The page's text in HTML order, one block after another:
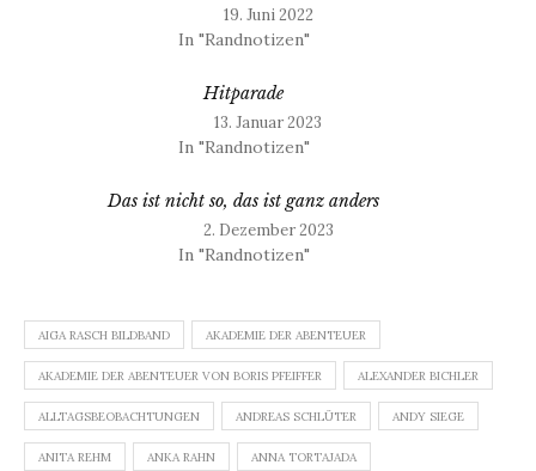
19. Juni 2022
In "Randnotizen"
Hitparade
13. Januar 2023
In "Randnotizen"
Das ist nicht so, das ist ganz anders
2. Dezember 2023
In "Randnotizen"
AIGA RASCH BILDBAND AKADEMIE DER ABENTEUER
AKADEMIE DER ABENTEUER VON BORIS PFEIFFER ALEXANDER BICHLER
ALLTAGSBEOBACHTUNGEN ANDREAS SCHLÜTER ANDY SIEGE
ANITA REHM ANKA RAHN ANNA TORTAJADA